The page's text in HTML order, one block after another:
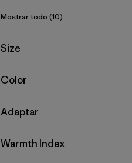
Mostrar todo (10)
Filtrar por
Size
Filtrar por
Color
Filtrar por
Adaptar
Filtrar por
Warmth Index